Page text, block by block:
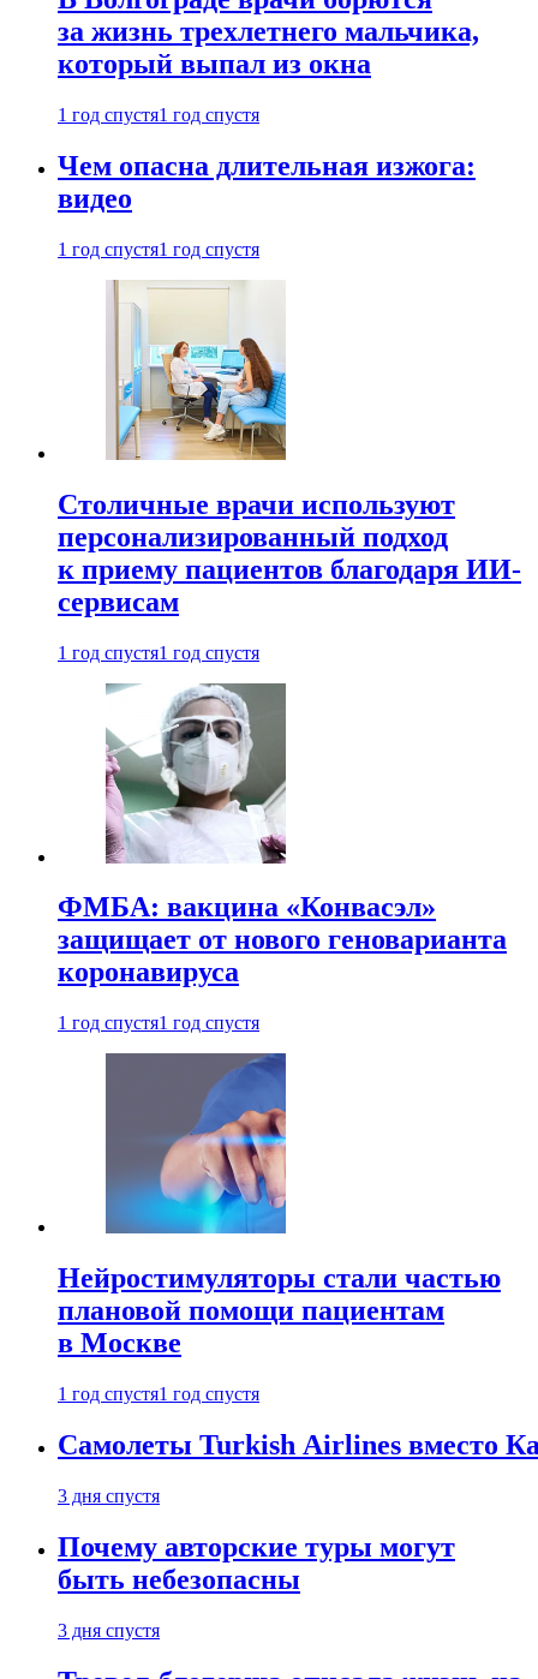
за жизнь трехлетнего мальчика,
который выпал из окна
1 год спустя1 год спустя
Чем опасна длительная изжога:
видео
1 год спустя1 год спустя
Столичные врачи используют
персонализированный подход
к приему пациентов благодаря ИИ-
сервисам
1 год спустя1 год спустя
ФМБА: вакцина «Конвасэл»
защищает от нового геноварианта
коронавируса
1 год спустя1 год спустя
Нейростимуляторы стали частью
плановой помощи пациентам
в Москве
1 год спустя1 год спустя
Самолеты Turkish Airlines вместо
3 дня спустя
Почему авторские туры могут
быть небезопасны
3 дня спустя